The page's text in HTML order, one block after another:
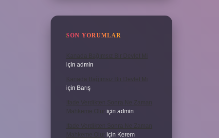
SON YORUMLAR
Kanada Bağımsız Bir Devlet Mi
için admin
Kanada Bağımsız Bir Devlet Mi
için Barış
Ifade Verdikten Sonra Ne Zaman
Mahkeme Olur için admin
Ifade Verdikten Sonra Ne Zaman
Mahkeme Olur için Kerem